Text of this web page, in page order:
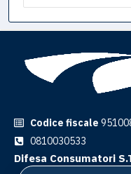
Codice fiscale
0810030533
Difesa Consumatori